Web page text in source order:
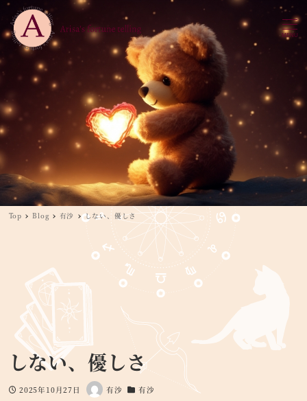
MENU
Top Blog 有沙 しない、優しさ
しない、優しさ
投稿日
2025年10月27日
著
有沙
カテゴリー
有沙